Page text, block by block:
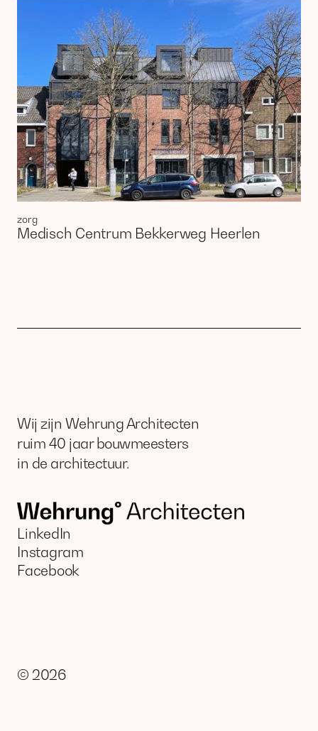
zorg
Medisch Centrum Bekkerweg Heerlen
Wij zijn Wehrung Architecten
ruim 40 jaar bouwmeesters
in de architectuur.
LinkedIn
Instagram
Facebook
© 2026